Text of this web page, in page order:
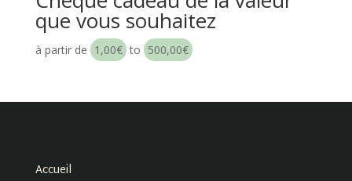
que vous souhaitez
à partir de 1,00€ to 500,00€
Accueil